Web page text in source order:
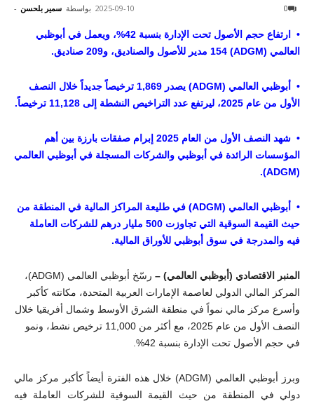
بواسطة سمير بلحسن - 2025-09-10 0
• ارتفاع حجم الأصول تحت الإدارة بنسبة 42%، ويعمل في أبوظبي
العالمي (ADGM) 154 مدير للأصول والصناديق، و209 صناديق.
• أبوظبي العالمي (ADGM
) يصدر 1,869 ترخيصاً جديداً خلال النصف
الأول من عام 2025، ليرتفع عدد التراخيص النشطة إلى 11,128 ترخيصاً.
• شهد النصف الأول من العام 2025 إبرام صفقات بارزة بين أهم
المؤسسات الرائدة في أبوظبي والشركات المسجلة في أبوظبي العالمي
(
ADGM
).
• أبوظبي العالمي (ADGM) في طليعة المراكز المالية في المنطقة من
حيث القيمة السوقية التي تجاوزت 500 مليار درهم للشركات العاملة
فيه والمدرجة في سوق أبوظبي للأوراق المالية.
المنبر الاقتصادي (أبوظبي العالمي) – رسّخ أبوظبي العالمي (ADGM)،
المركز المالي الدولي لعاصمة الإمارات العربية المتحدة، مكانته كأكبر
وأسرع مركز مالي نمواً في منطقة الشرق الأوسط وشمال أفريقيا خلال
النصف الأول من عام 2025، مع أكثر من 11,000 ترخيص نشط، ونمو
في حجم الأصول تحت الإدارة بنسبة 42%
وبرز أبوظبي العالمي (ADGM) خلال هذه الفترة أيضاً كأكبر مركز مالي
دولي في المنطقة من حيث القيمة السوقية للشركات العاملة فيه